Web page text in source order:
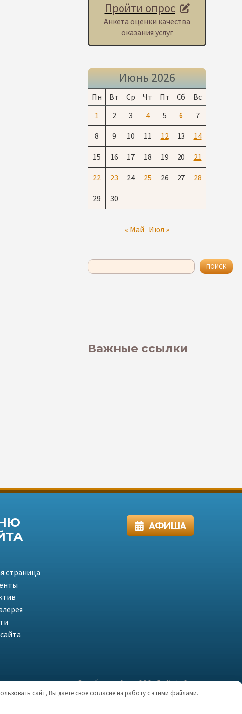
Пройти опрос
Анкета оценки качества
оказания услуг
Июнь 2026
Пн Вт Ср Чт Пт Сб
Вс
1
2 3 4 5 6 7
8 9 10 11 12 13 14
15 16 17 18 19 20 21
22 23 24 25 26 27 28
29 30
« Май Июл »
ПОИСК
Важные ссылки
страница
АФИША
Разработка сайта — ООО «ЛенИнфоСервис»
сайт, Вы даете свое согласие на работу с этими файлами.